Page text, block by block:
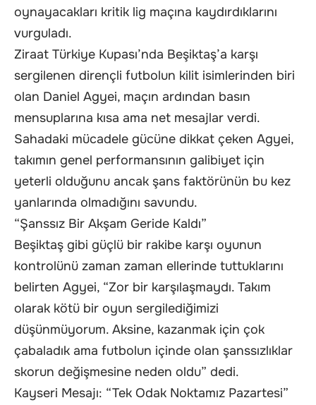
oynayacakları kritik lig maçına kaydırdıklarını
vurguladı.
Ziraat Türkiye Kupası’nda Beşiktaş’a karşı
sergilenen dirençli futbolun kilit isimlerinden biri
olan Daniel Agyei, maçın ardından basın
mensuplarına kısa ama net mesajlar verdi.
Sahadaki mücadele gücüne dikkat çeken Agyei,
takımın genel performansının galibiyet için
yeterli olduğunu ancak şans faktörünün bu kez
yanlarında olmadığını savundu.
“Şanssız Bir Akşam Geride Kaldı”
Beşiktaş gibi güçlü bir rakibe karşı oyunun
kontrolünü zaman zaman ellerinde tuttuklarını
belirten Agyei, “Zor bir karşılaşmaydı. Takım
olarak kötü bir oyun sergilediğimizi
düşünmüyorum. Aksine, kazanmak için çok
çabaladık ama futbolun içinde olan şanssızlıklar
skorun değişmesine neden oldu” dedi.
Kayseri Mesajı: “Tek Odak Noktamız Pazartesi”